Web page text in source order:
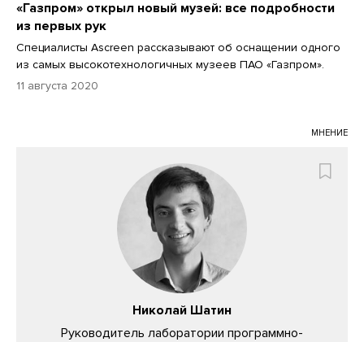
«Газпром» открыл новый музей: все подробности
из первых рук
Специалисты Ascreen рассказывают об оснащении одного
из самых высокотехнологичных музеев ПАО «Газпром».
11 августа 2020
МНЕНИЕ
Николай Шатин
Руководитель лаборатории программно-